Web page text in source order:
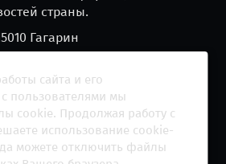
страны.
Гагарин
news» (18+)
сайта и его
пользователями мы
cookie. Продолжая работу с
использование cookie-
можете отключить файлы